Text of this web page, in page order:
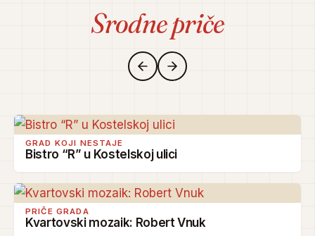
Srodne priče
GRAD KOJI NESTAJE
Bistro “R” u Kostelskoj ulici
PRIČE GRADA
Kvartovski mozaik: Robert Vnuk